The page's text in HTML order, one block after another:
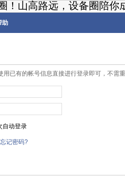
！山高路远，设备圈陪你
助
用已有的帐号信息直接进行登录即可，不需
自动登录
忘记密码?